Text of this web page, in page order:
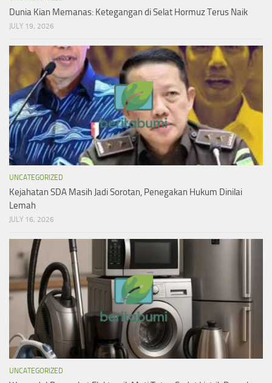
Dunia Kian Memanas: Ketegangan di Selat Hormuz Terus Naik
JULY 19, 2026
UNCATEGORIZED
Kejahatan SDA Masih Jadi Sorotan, Penegakan Hukum Dinilai
Lemah
JULY 16, 2026
UNCATEGORIZED